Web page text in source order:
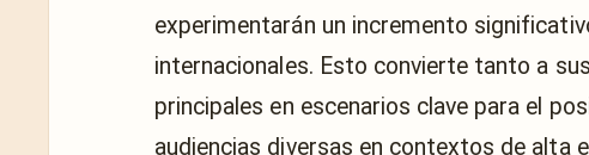
experimentarán un incremento
internacionales. Esto convierte tanto a
principales en escenarios clave para el
audiencias diversas en contextos de alta